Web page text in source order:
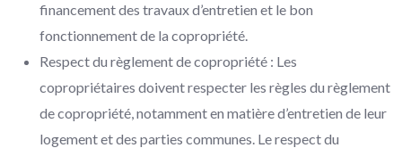
financement des travaux d’entretien et le bon
fonctionnement de la copropriété.
Respect du règlement de copropriété : Les
copropriétaires doivent respecter les règles du règlement
de copropriété, notamment en matière d’entretien de leur
logement et des parties communes. Le respect du